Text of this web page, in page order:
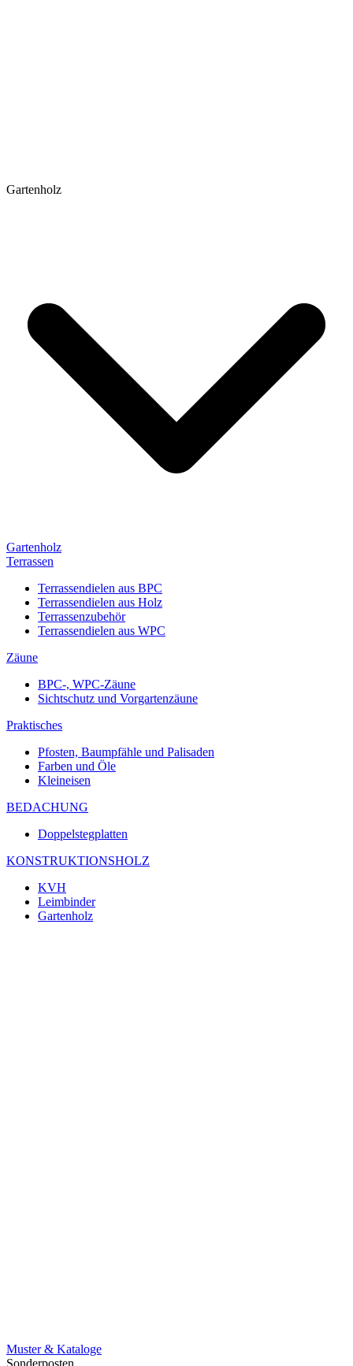
Gartenholz
Gartenholz
Terrassen
Terrassendielen aus BPC
Terrassendielen aus Holz
Terrassenzubehör
Terrassendielen aus WPC
Zäune
BPC-, WPC-Zäune
Sichtschutz und Vorgartenzäune
Praktisches
Pfosten, Baumpfähle und Palisaden
Farben und Öle
Kleineisen
BEDACHUNG
Doppelstegplatten
KONSTRUKTIONSHOLZ
KVH
Leimbinder
Gartenholz
Muster & Kataloge
Sonderposten